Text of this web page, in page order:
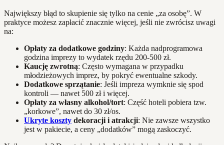
Największy błąd to skupienie się tylko na cenie „za osobę”. W
praktyce możesz zapłacić znacznie więcej, jeśli nie zwrócisz uwagi
na:
Opłaty za dodatkowe godziny: Każda nadprogramowa
godzina imprezy to wydatek rzędu 200-500 zł.
Kaucję zwrotną: Często wymagana w przypadku
młodzieżowych imprez, by pokryć ewentualne szkody.
Dodatkowe sprzątanie: Jeśli impreza wymknie się spod
kontroli — nawet 500 zł i więcej.
Opłaty za własny alkohol/tort: Część hoteli pobiera tzw.
„korkowe”, nawet do 30 zł/os.
Ukryte koszty dekoracji i atrakcji: Nie zawsze wszystko
jest w pakiecie, a ceny „dodatków” mogą zaskoczyć.